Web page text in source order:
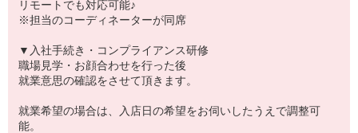
リモートでも対応可能♪
※担当のコーディネーターが同席
▼入社手続き・コンプライアンス研修
職場見学・お顔合わせを行った後
就業意思の確認をさせて頂きます。
就業希望の場合は、入店日の希望をお伺いしたうえで調整可
能。